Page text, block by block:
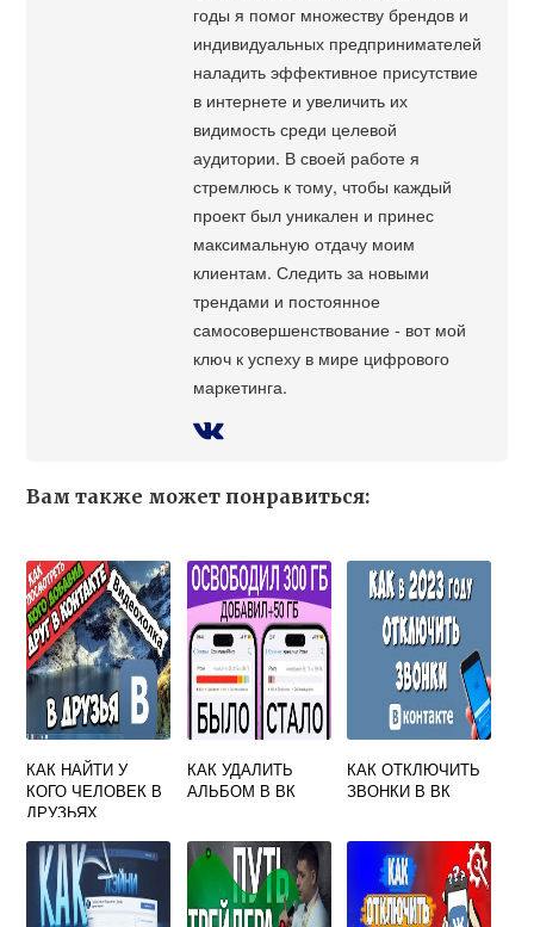
годы я помог множеству брендов и
индивидуальных предпринимателей
наладить эффективное присутствие
в интернете и увеличить их
видимость среди целевой
аудитории. В своей работе я
стремлюсь к тому, чтобы каждый
проект был уникален и принес
максимальную отдачу моим
клиентам. Следить за новыми
трендами и постоянное
самосовершенствование - вот мой
ключ к успеху в мире цифрового
маркетинга.
Вам также может понравиться:
КАК НАЙТИ У
КОГО ЧЕЛОВЕК В
ДРУЗЬЯХ
КАК УДАЛИТЬ
АЛЬБОМ В ВК
КАК ОТКЛЮЧИТЬ
ЗВОНКИ В ВК